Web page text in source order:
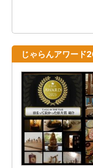
じゃらんアワー